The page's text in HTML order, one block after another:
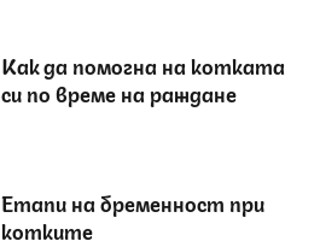
Как да помогна на котката
си по време на раждане
Етапи на бременност при
котките